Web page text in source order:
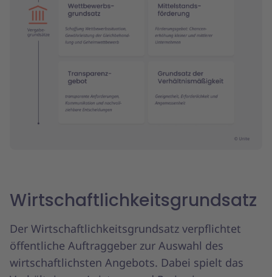
Wirtschaftlichkeitsgrundsatz
Der Wirtschaftlichkeitsgrundsatz verpflichtet
öffentliche Auftraggeber zur Auswahl des
wirtschaftlichsten Angebots. Dabei spielt das